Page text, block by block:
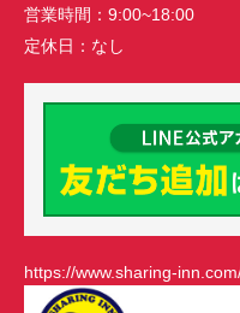
営業時間： 9:00~18:00
定休日： なし
https://www.sharing-